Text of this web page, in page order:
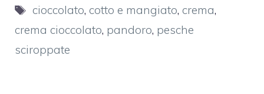
Tag
cioccolato, cotto e mangiato, crema,
crema cioccolato, pandoro, pesche
sciroppate